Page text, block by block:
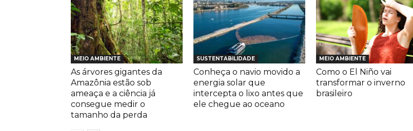
MEIO AMBIENTE
As árvores gigantes da
Amazônia estão sob
ameaça e a ciência já
consegue medir o
tamanho da perda
SUSTENTABILIDADE
Conheça o navio movido a
energia solar que
intercepta o lixo antes que
ele chegue ao oceano
MEIO AMBIENTE
Como o El Niño vai
transformar o inverno
brasileiro